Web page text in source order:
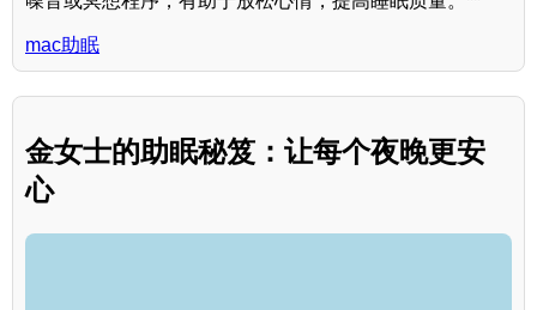
mac助眠
金女士的助眠秘笈：让每个夜晚更安
心